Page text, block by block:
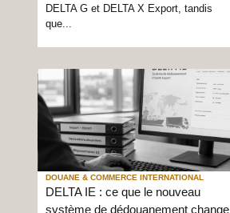
DELTA G et DELTA X Export, tandis
que...
DOUANE & COMMERCE INTERNATIONAL
DELTA IE : ce que le nouveau
système de dédouanement change